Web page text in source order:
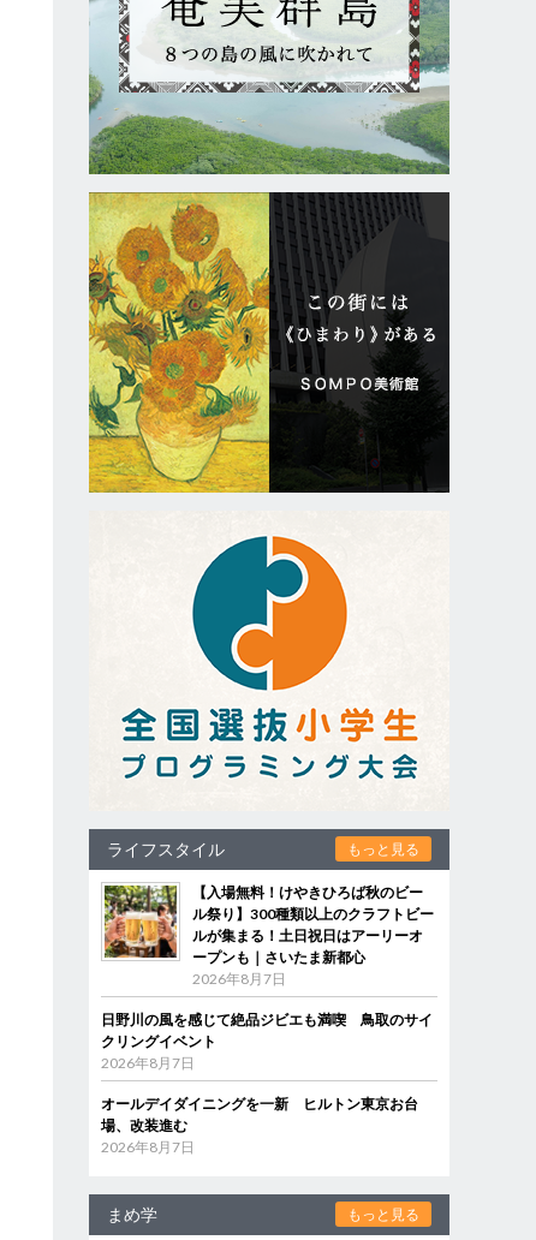
ライフスタイル もっと見る
【入場無料！けやきひろば秋のビー
ル祭り】300種類以上のクラフトビー
ルが集まる！土日祝日はアーリーオ
ープンも｜さいたま新都心
2026年8月7日
日野川の風を感じて絶品ジビエも満喫 鳥取のサイ
クリングイベント
2026年8月7日
オールデイダイニングを一新 ヒルトン東京お台
場、改装進む
2026年8月7日
まめ学 もっと見る